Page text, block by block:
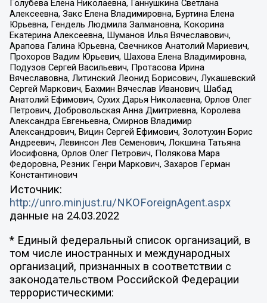
Голубева Елена Николаевна, Ганнушкина Светлана
Алексеевна, Закс Елена Владимировна, Буртина Елена
Юрьевна, Гендель Людмила Залмановна, Кокорина
Екатерина Алексеевна, Шуманов Илья Вячеславович,
Арапова Галина Юрьевна, Свечников Анатолий Мариевич,
Прохоров Вадим Юрьевич, Шахова Елена Владимировна,
Подузов Сергей Васильевич, Протасова Ирина
Вячеславовна, Литинский Леонид Борисович, Лукашевский
Сергей Маркович, Бахмин Вячеслав Иванович, Шабад
Анатолий Ефимович, Сухих Дарья Николаевна, Орлов Олег
Петрович, Добровольская Анна Дмитриевна, Королева
Александра Евгеньевна, Смирнов Владимир
Александрович, Вицин Сергей Ефимович, Золотухин Борис
Андреевич, Левинсон Лев Семенович, Локшина Татьяна
Иосифовна, Орлов Олег Петрович, Полякова Мара
Федоровна, Резник Генри Маркович, Захаров Герман
Константинович
Источник:
http://unro.minjust.ru/NKOForeignAgent.aspx
данные на 24.03.2022
* Единый федеральный список организаций, в
том числе иностранных и международных
организаций, признанных в соответствии с
законодательством Российской Федерации
террористическими: